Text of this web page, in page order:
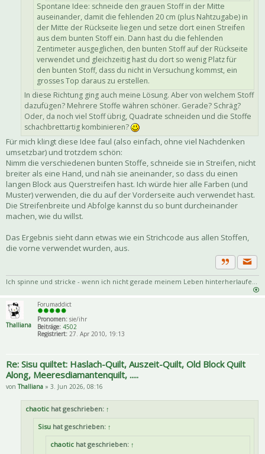
Spontane Idee: schneide den grauen Stoff in der Mitte
auseinander, damit die fehlenden 20 cm (plus Nahtzugabe) in
der Mitte der Rückseite liegen und setze dort einen Streifen
aus dem bunten Stoff ein. Dann hast du die fehlenden
Zentimeter ausgeglichen, den bunten Stoff auf der Rückseite
verwendet und gleichzeitig hast du dort so wenig Platz für
den bunten Stoff, dass du nicht in Versuchung kommst, ein
grosses Top daraus zu erstellen.
In diese Richtung ging auch meine Lösung. Aber von welchem Stoff
dazufügen? Mehrere Stoffe währen schöner. Gerade? Schräg?
Oder, da noch viel Stoff übrig, Quadrate schneiden und die Stoffe
schachbrettartig kombinieren?
Für mich klingt diese Idee faul (also einfach, ohne viel Nachdenken
umsetzbar) und trotzdem schön:
Nimm die verschiedenen bunten Stoffe, schneide sie in Streifen, nicht
breiter als eine Hand, und näh sie aneinander, so dass du einen
langen Block aus Querstreifen hast. Ich würde hier alle Farben (und
Muster) verwenden, die du auf der Vorderseite auch verwendet hast.
Die Streifenbreite und Abfolge kannst du so bunt durcheinander
machen, wie du willst.
Das Ergebnis sieht dann etwas wie ein Strichcode aus allen Stoffen,
die vorne verwendet wurden, aus.
Zitat
Ich spinne und stricke - wenn ich nicht gerade meinem Leben hinterherlaufe...
Thalliana
Forumaddict
Pronomen: sie/ihr
Beiträge: 4502
Registriert: 27. Apr 2010, 19:13
Re: Sisu quiltet: Haslach-Quilt, Auszeit-Quilt, Old Block Quilt
Along, Meeresdiamantenquilt, .....
vonThalliana » 3. Jun 2026, 08:16
chaotic hat geschrieben: ↑
Sisu hat geschrieben: ↑
chaotic hat geschrieben: ↑